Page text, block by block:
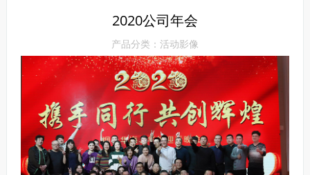
2020公司年会
产品分类：活动影像